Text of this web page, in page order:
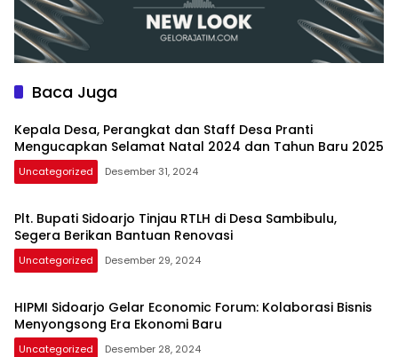
Baca Juga
Kepala Desa, Perangkat dan Staff Desa Pranti
Mengucapkan Selamat Natal 2024 dan Tahun Baru 2025
Uncategorized Desember 31, 2024
Plt. Bupati Sidoarjo Tinjau RTLH di Desa Sambibulu,
Segera Berikan Bantuan Renovasi
Uncategorized Desember 29, 2024
HIPMI Sidoarjo Gelar Economic Forum: Kolaborasi Bisnis
Menyongsong Era Ekonomi Baru
Uncategorized Desember 28, 2024